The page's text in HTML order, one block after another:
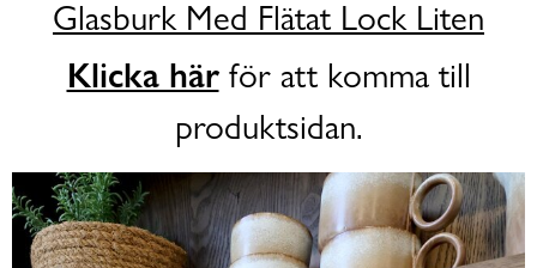
Glasburk Med Flätat Lock Liten
Klicka härför att komma till
produktsidan.